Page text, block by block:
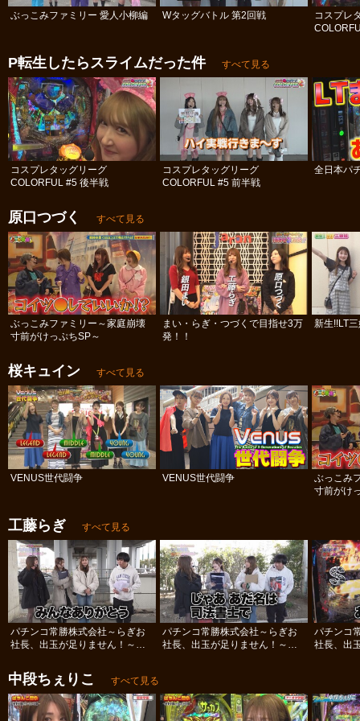
ぶっこみファミリー 愛人小柳編 Wタッグバトル 第2回戦
コスプレ
P転生したらスライムだった件 すべて見る
コスプレタッグリーグ
COLORFUL #5 後半戦
コスプレタッグリーグ
COLORFUL #5 前半戦
全日本パ
原口つづく すべて見る
ぶっこみファミリー～家庭崩壊
寸前がけっぷちSP～
まい・らぎ・つづくで目指せ3万
発！！
新生!!LT
桜キュイン すべて見る
VENUS世代闘争 VENUS世代闘争
ぶっこみ
寸前がけ
工藤らぎ すべて見る
パチンコ常勝株式会社～らぎお
社長、出玉が足りません！～
パチンコ常勝株式会社～らぎお
社長、出玉が足りません！～
パチンコ
社長、出
中段ちぇりこ すべて見る